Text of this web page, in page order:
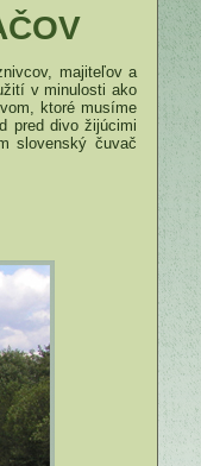
majiteľov a
v minulosti ako
ktoré musíme
pred divo žijúcimi
slovenský čuvač